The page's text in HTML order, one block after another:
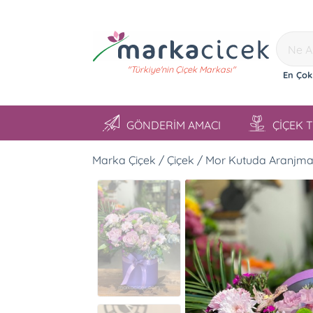
"Türkiye'nin Çiçek Markası" En
GÖNDERİM AMACI ÇİÇEK
Marka Çiçek / Çiçek / Mor Kutuda